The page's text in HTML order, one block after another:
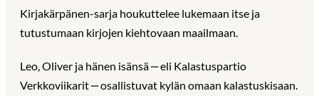
Kirjakärpänen-sarja houkuttelee lukemaan itse ja
tutustumaan kirjojen kiehtovaan maailmaan.
Leo, Oliver ja hänen isänsä ‒ eli Kalastuspartio
Verkkoviikarit ‒ osallistuvat kylän omaan kalastuskisaan.